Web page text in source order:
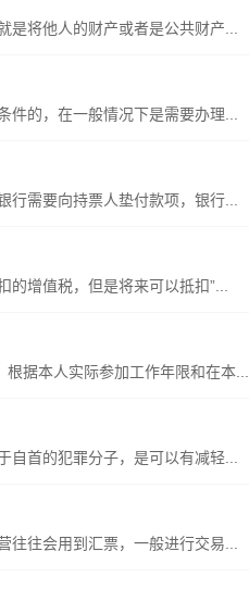
是将他人的财产或者是公共财产...
件的，在一般情况下是需要办理...
行需要向持票人垫付款项，银行...
的增值税，但是将来可以抵扣”...
据本人实际参加工作年限和在本...
自首的犯罪分子，是可以有减轻...
往往会用到汇票，一般进行交易...